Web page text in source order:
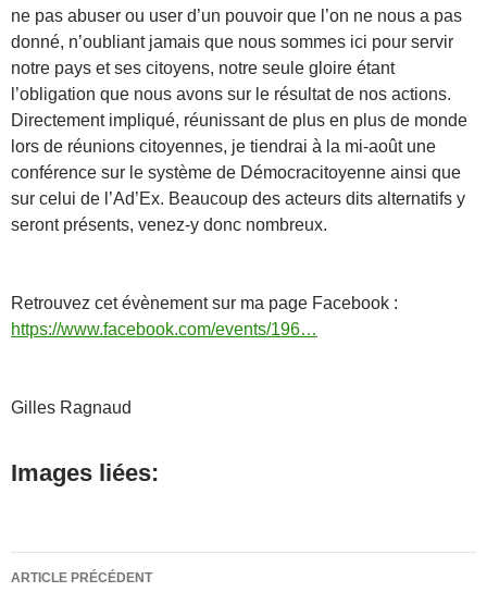
ne pas abuser ou user d’un pouvoir que l’on ne nous a pas
donné, n’oubliant jamais que nous sommes ici pour servir
notre pays et ses citoyens, notre seule gloire étant
l’obligation que nous avons sur le résultat de nos actions.
Directement impliqué, réunissant de plus en plus de monde
lors de réunions citoyennes, je tiendrai à la mi-août une
conférence sur le système de Démocracitoyenne ainsi que
sur celui de l’Ad’Ex. Beaucoup des acteurs dits alternatifs y
seront présents, venez-y donc nombreux.
Retrouvez cet évènement sur ma page Facebook :
https://www.facebook.com/events/196…
Gilles Ragnaud
Images liées:
Navigation
ARTICLE PRÉCÉDENT